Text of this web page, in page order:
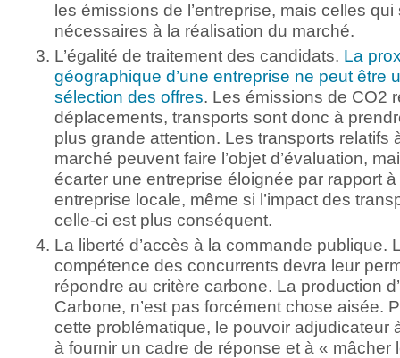
les émissions de l’entreprise, mais celles qui
nécessaires à la réalisation du marché.
L’égalité de traitement des candidats. La
géographique d’une entreprise ne peut être
sélection des offres. Les émissions de CO2
déplacements, transports sont donc à
plus grande attention. Les transports relatifs
marché peuvent faire l’objet d’évaluation,
écarter une entreprise éloignée par rapport
entreprise locale, même si l’impact des
celle-ci est plus conséquent.
La liberté d’accès à la commande publique.
compétence des concurrents devra leur
répondre au critère carbone. La production
Carbone, n’est pas forcément chose aisée.
cette problématique, le pouvoir adjudicateur
à fournir un cadre de réponse et à « mâcher